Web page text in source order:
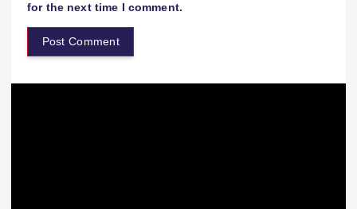
for the next time I comment.